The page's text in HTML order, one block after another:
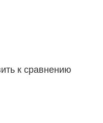
к сравнению